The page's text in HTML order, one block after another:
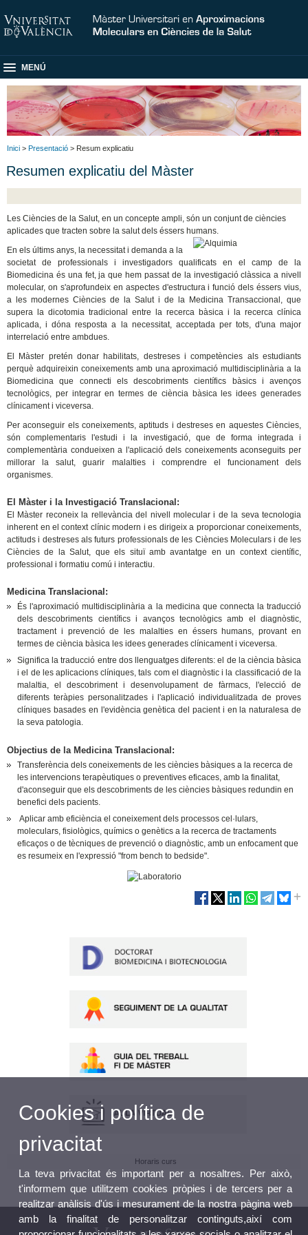
MENÚ
Inici > Presentació > Resum explicatiu
Resumen explicatiu del Màster
Les Ciències de la Salut, en un concepte ampli, són un conjunt de ciències
aplicades que tracten sobre la salut dels éssers humans.
En els últims anys, la necessitat i demanda a la
societat de professionals i investigadors qualificats en el camp de la
Biomedicina és una fet, ja que hem passat de la investigació clàssica a nivell
molecular, on s'aprofundeix en aspectes d'estructura i funció delséssers vius,
a les modernes Ciències de la Salut i de la Medicina Transaccional, que
supera la dicotomia tradicional entre la recerca bàsica i la recerca clínica
aplicada, i dóna resposta a la necessitat, acceptada per tots, d'una major
interrelació entre ambdues.
El Màster pretén donar habilitats, destreses i competències als estudiants
perquè adquireixin coneixements amb una aproximació multidisciplinària a la
Biomedicina que connecti els descobriments científics bàsics i avenços
tecnològics, per integrar en termes de ciència bàsica les idees generades
clínicament i viceversa.
Per aconseguir els coneixements, aptituds i destreses en aquestes Ciències,
són complementaris l'estudi i la investigació, que de forma integrada i
complementària condueixen a l'aplicació dels coneixements aconseguits per
millorar la salut, guarir malalties i comprendre el funcionament dels
organismes.
El Màster i la Investigació Translacional:
El Màster reconeix la rellevància del nivell molecular i de la seva tecnologia
inherent en el context clínic modern i es dirigeix a proporcionar coneixements,
actituds i destreses als futurs professionals de les Ciències Moleculars i de les
Ciències de la Salut, que els situï amb avantatge en un context científic,
professional i formatiu comú i interactiu.
Medicina Translacional:
És l'aproximació multidisciplinària a la medicina que connecta la traducció
dels descobriments científics i avanços tecnològics amb el diagnòstic,
tractament i prevenció de les malalties en éssers humans, provant en
termes de ciència bàsica les idees generades clínicament i viceversa.
Significa la traducció entre dos llenguatges diferents: el de la ciència bàsica
i el de les aplicacions clíniques, tals com el diagnòstic i la classificació de la
malaltia, el descobriment i desenvolupament de fàrmacs, l'elecció de
diferents teràpies personalitzades i l'aplicació individualitzada de proves
clíniques basades en l'evidència genètica del pacient i en la naturalesa de
la seva patologia.
Objectius de la Medicina Translacional:
Transferència dels coneixements de les ciències bàsiques a la recerca de
les intervencions terapèutiques o preventives eficaces, amb la finalitat,
d'aconseguir que els descobriments de les ciències bàsiques redundin en
benefici dels pacients.
Aplicar amb eficiència el coneixement dels processos cel·lulars,
moleculars, fisiològics, químics o genètics a la recerca de tractaments
eficaços o de tècniques de prevenció o diagnòstic, amb un enfocament que
es resumeix en l'expressió "from bench to bedside".
Horaris curs
Cookies i política de
privacitat
La teva privacitat és important per a nosaltres. Per això,
t'informem que utilitzem cookies pròpies i de tercers per a
realitzar anàlisis d'ús i mesurament de la nostra pàgina web
amb la finalitat de personalitzar continguts,així com